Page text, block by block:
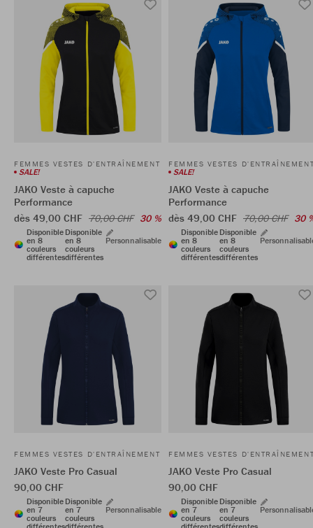
FEMMES VESTES D'ENTRAÎNEMENT
SALE!
JAKO Veste à capuche
Performance
dès 49,00 CHF 70,00 CHF 30 %
Disponible
en 8
couleurs
différentes
Disponible
en 8
couleurs
différentes
Personnalisable
FEMMES VESTES
SALE!
JAKO Veste à capuche
Performance
dès 49,00 CHF 70,00 CHF 30
Disponible
en 8
couleurs
différentes
Disponible
en 8
couleurs
différentes
FEMMES VESTES D'ENTRAÎNEMENT
JAKO Veste Pro Casual
90,00 CHF
Disponible
en 7
couleurs
Disponible
en 7
couleurs
Personnalisable
FEMMES VESTES
JAKO Veste Pro Casual
90,00 CHF
Disponible
en 7
couleurs
Disponible
en 7
couleurs